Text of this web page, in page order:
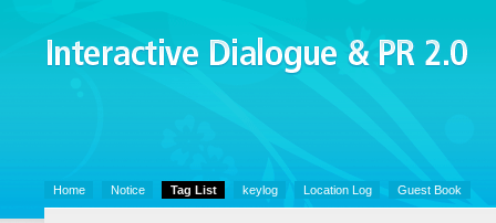
Interactive Dialogue &
PR 2.0
Home Notice Tag List keylog Location Log Guest Book